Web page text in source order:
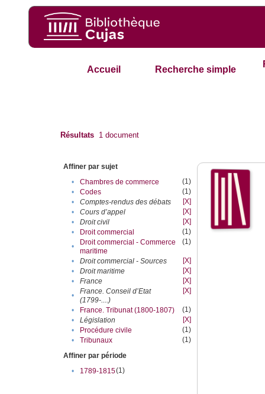
Accueil Recherche simple
Résultats 1 document
Affiner par sujet
•
Chambres de commerce
(1)
•
Codes
(1)
•
Comptes-rendus des débats
[X]
•
Cours d’appel
[X]
•
Droit civil
[X]
•
Droit commercial
(1)
•
Droit commercial - Commerce
maritime
(1)
• Droit commercial - Sources
[X]
•
Droit maritime
[X]
•
France
[X]
•
France. Conseil d’Etat
(1799-....)
[X]
• France. Tribunat (1800-1807)
(1)
•
Législation
[X]
•
Procédure civile
(1)
•
Tribunaux
(1)
Affiner par période
•
1789-1815(1)